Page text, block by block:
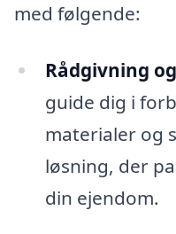
med følgende:
Rådgivning
guide dig i
materialer og
løsning, der
din ejendom.